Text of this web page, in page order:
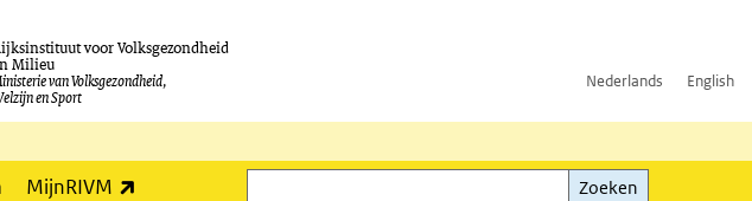
voor Volksgezondheid
Milieu
van Volksgezondheid,
en Sport
Nederlands English
MijnRIVM
Zoeken
Zoeken